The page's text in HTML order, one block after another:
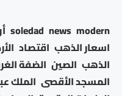
modern
news
soledad
اسعار الذهب اقتصاد
الذهب الصين الضفة
المسجد الأقصى الملك